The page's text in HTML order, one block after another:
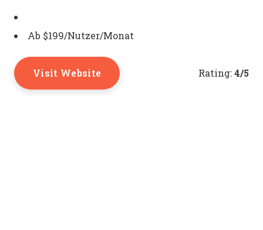
Ab $199/Nutzer/Monat
Visit Website Rating:4/5